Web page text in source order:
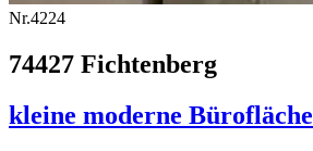
Nr.4224
74427 Fichtenberg
kleine moderne Bürofläche